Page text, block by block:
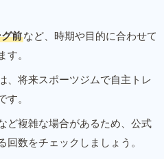
前など、時期や目的に合わせて
。
、将来スポーツジムで自主トレ
。
ど複雑な場合があるため、公式
数をチェックしましょう。